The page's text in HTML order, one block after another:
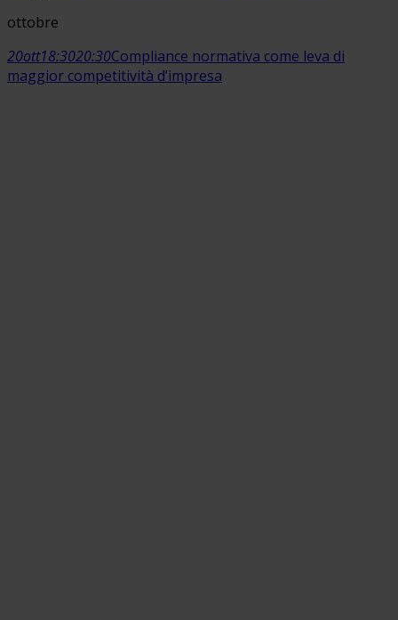
ottobre
20ott18:3020:30Compliance normativa come leva di
maggior competitività d’impresa